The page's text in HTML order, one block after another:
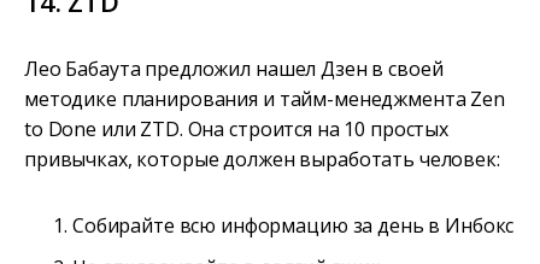
Лео Бабаута предложил нашел Дзен в своей
методике планирования и тайм-менеджмента Zen
to Done или ZTD. Она строится на 10 простых
привычках, которые должен выработать человек:
Собирайте всю информацию за день в Инбокс